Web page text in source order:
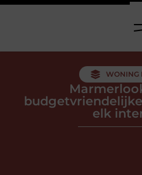
WONING
elk